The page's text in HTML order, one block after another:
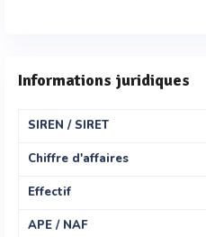
Informations juridiques
SIREN / SIRET
Chiffre d'affaires
Effectif
APE / NAF